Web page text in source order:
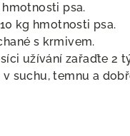
hmotnosti psa.
kg hmotnosti psa.
s krmivem.
užívání zařaďte 2
suchu, temnu a